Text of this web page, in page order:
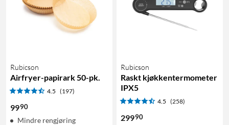
Rubicson
Airfryer-papirark 50-pk.
4.5 (197)
9990
Mindre rengjøring
Rubicson
Raskt kjøkkentermometer
IPX5
4.5 (258)
29990